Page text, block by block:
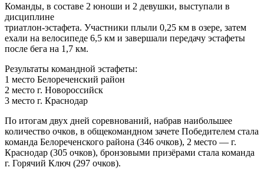
Команды, в составе 2 юноши и 2 девушки, выступали в
дисциплине
триатлон-эстафета. Участники плыли 0,25 км в озере, затем
ехали на велосипеде 6,5 км и завершали передачу эстафеты
после бега на 1,7 км.
Результаты командной эстафеты:
1 место Белореченский район
2 место г. Новороссийск
3 место г. Краснодар
По итогам двух дней соревнований, набрав наибольшее
количество очков, в общекомандном зачете Победителем стала
команда Белореченского района (346 очков), 2 место — г.
Краснодар (305 очков), бронзовыми призёрами стала команда
г. Горячий Ключ (297 очков).